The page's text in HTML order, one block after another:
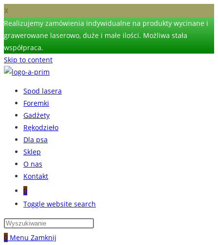
X
Realizujemy zamówienia indywidualne na produkty wycinane i
grawerowane laserowo, duże i małe ilości. Możliwa stała
współpraca.
Skip to content
Spod lasera
Foremki
Gadżety
Rękodzieło
Dla psa
Sklep
O nas
Kontakt
0
Toggle website search
0 Menu Zamknij